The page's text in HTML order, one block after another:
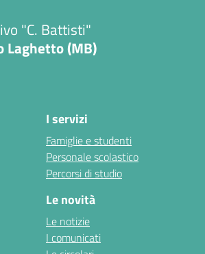
"C. Battisti"
Laghetto (MB)
I servizi
Famiglie e studenti
Personale scolastico
Percorsi di studio
Le novità
Le notizie
I comunicati